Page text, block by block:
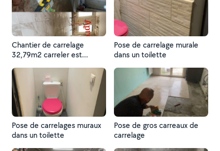
Chantier de carrelage
32,79m2 carreler est
Pose de carrelage murale
dans un toilette
Pose de carrelages muraux
dans un toilette
Pose de gros carreaux de
carrelage